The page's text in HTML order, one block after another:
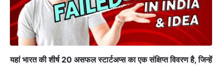
यहां भारत की शीर्ष 20 असफल स्टार्टअप्स का एक संक्षिप्त विवरण है, जिन्हें